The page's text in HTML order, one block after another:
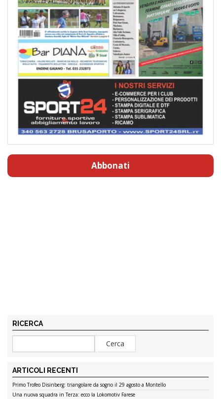
Abbonati
RICERCA
ARTICOLI RECENTI
Primo Trofeo Disinberg: triangolare da sogno il 29 agosto a Montello
Una nuova squadra in Terza: ecco la Lokomotiv Farese